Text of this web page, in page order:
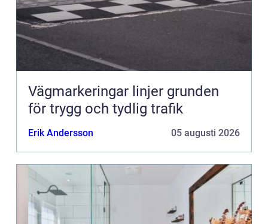
Vägmarkeringar linjer grunden
för trygg och tydlig trafik
Erik Andersson 05 augusti 2026